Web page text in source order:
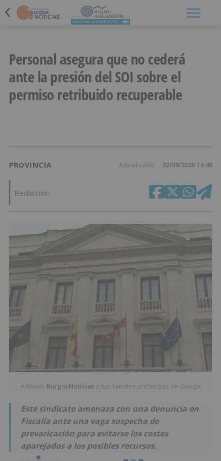
Personal asegura que no cederá
ante la presión del SOI sobre el
permiso retribuido recuperable
PROVINCIA Actualizado 22/09/2020 14:48
Redacción
★Añade BurgosNoticias a tus fuentes preferidas de Google
Este sindicato amenaza con una denuncia en
Fiscalía ante una vaga sospecha de
prevaricación para evitarse los costes
aparejados a los posibles recursos.